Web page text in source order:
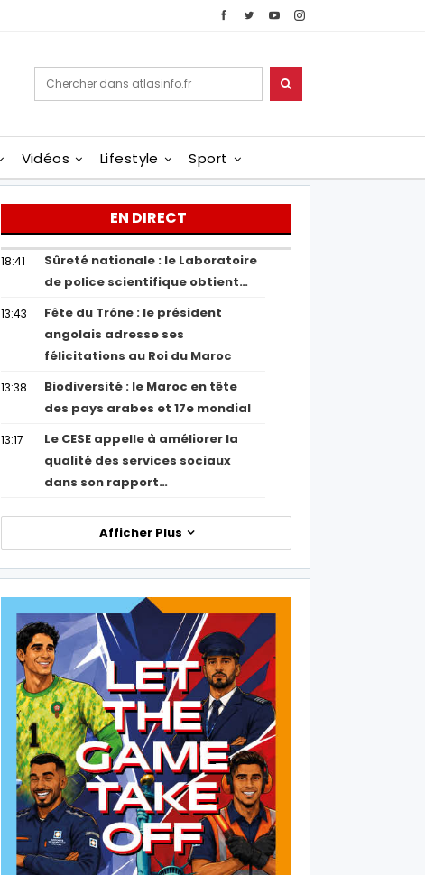
Vidéos Lifestyle Sport
EN DIRECT
18:41
Sûreté nationale : le Laboratoire
de police scientifique obtient…
13:43
Fête du Trône : le président
angolais adresse ses
félicitations au Roi du Maroc
13:38
Biodiversité : le Maroc en tête
des pays arabes et 17e mondial
13:17
Le CESE appelle à améliorer la
qualité des services sociaux
dans son rapport…
Afficher Plus